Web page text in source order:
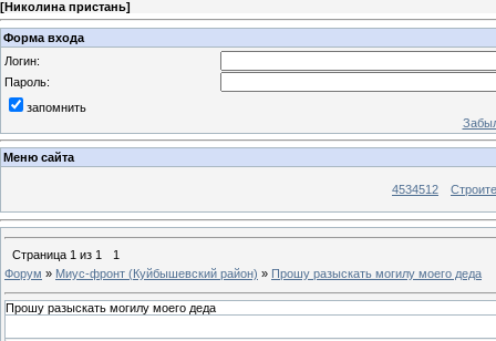
[Николина пристань]
Форма входа
Логин:
Пароль:
запомнить
Меню сайта
4534512
Страница 1 из 1
1
Форум » Миус-фронт (Куйбышевский район) » Прошу разыскать могилу моего деда
Прошу разыскать могилу моего деда